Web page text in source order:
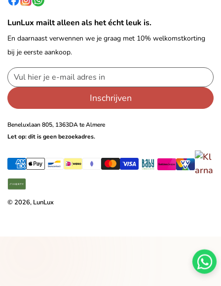
LunLux mailt alleen als het écht leuk is.
En daarnaast verwennen we je graag met 10% welkomstkorting
bij je eerste aankoop.
Inschrijven
Beneluxlaan 805, 1363DA te Almere
Let op: dit is geen bezoekadres.
© 2026, LunLux